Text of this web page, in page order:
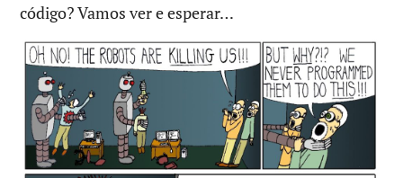
código? Vamos ver e esperar…